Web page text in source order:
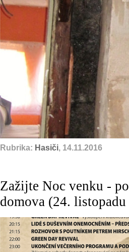
Rubrika: Hasiči, 14.11.2016
Zažijte Noc venku -
domova (24.